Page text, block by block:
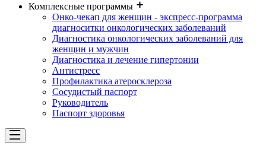
Комплексные программы
Онко-чекап для женщин - экспресс-программа
диагноситки онкологических заболеваний
Диагностика онкологических заболеваний для
женщин и мужчин
Диагностика и лечение гипертонии
Антистресс
Профилактика атеросклероза
Сосудистый паспорт
Руководитель
Паспорт здоровья